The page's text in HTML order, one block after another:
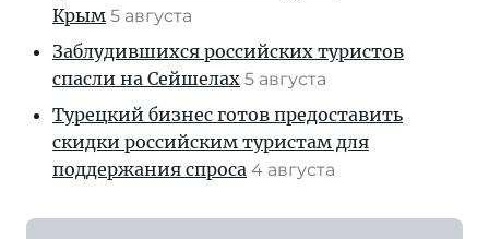
Крым 5 августа
Заблудившихся российских туристов
спасли на Сейшелах 5 августа
Турецкий бизнес готов предоставить
скидки российским туристам для
поддержания спроса 4 августа